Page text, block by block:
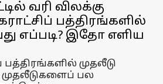
வரி விலக்கு
பத்திரங்களில்
எப்படி? இதோ எளிய
பத்திரங்களில் முதலீடு
பல